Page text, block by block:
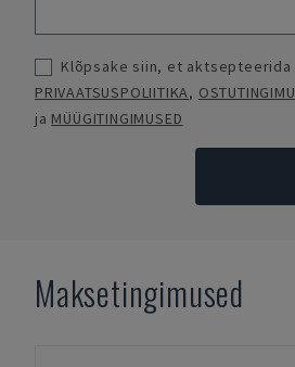
Klõpsake siin, et aktsepteerida
PRIVAATSUSPOLIITIKA,
ja MÜÜGITINGIMUSED
Maksetingimused